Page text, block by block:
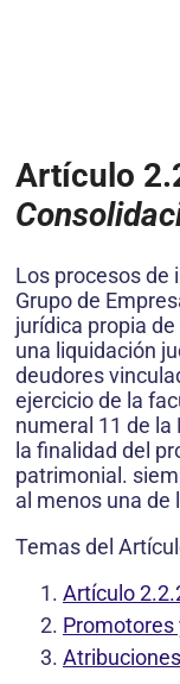
Artículo
Los procesos de
Grupo de
jurídica propia
una liquidación
deudores
ejercicio de la
numeral 11 de la
la finalidad del
patrimonial.
al menos una de
Temas del
Artículo
Promotores